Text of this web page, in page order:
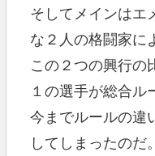
そしてメインはエ
な２人の格闘家に
この２つの興行の
１の選手が総合ル
今までルールの違
してしまったのだ。